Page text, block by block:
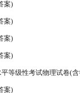
案)
案)
案)
案)
等级性考试物理试卷(
案)